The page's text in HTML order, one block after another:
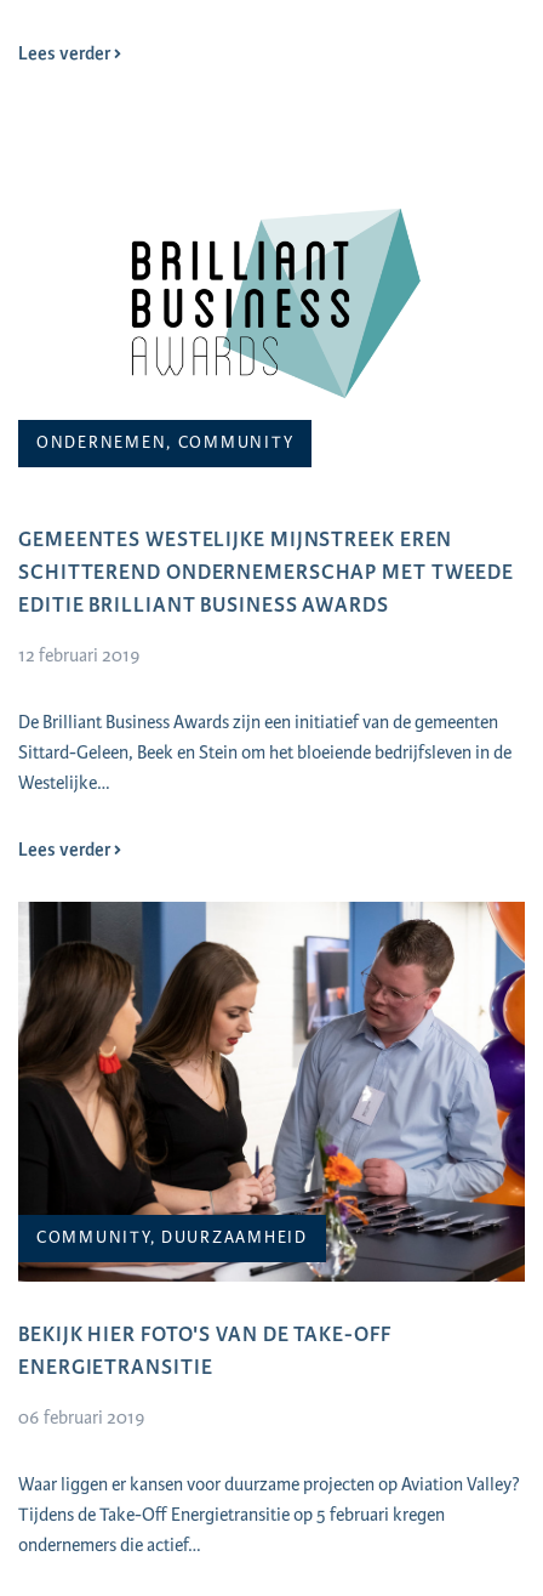
Lees verder
ONDERNEMEN, COMMUNITY
GEMEENTES WESTELIJKE MIJNSTREEK EREN
SCHITTEREND ONDERNEMERSCHAP MET TWEEDE
EDITIE BRILLIANT BUSINESS AWARDS
12 februari 2019
De Brilliant Business Awards zijn een initiatief van de gemeenten
Sittard-Geleen, Beek en Stein om het bloeiende bedrijfsleven in de
Westelijke…
Lees verder
COMMUNITY, DUURZAAMHEID
BEKIJK HIER FOTO'S VAN DE TAKE-OFF
ENERGIETRANSITIE
06 februari 2019
Waar liggen er kansen voor duurzame projecten op Aviation Valley?
Tijdens de Take-Off Energietransitie op 5 februari kregen
ondernemers die actief…